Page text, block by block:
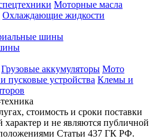
Моторные масла
Охлаждающие жидкости
шины
Грузовые аккумуляторы Мото
пусковые устройства Клемы и
стоимость и сроки поставки
и не являются публичной
Статьи 437 ГК РФ.